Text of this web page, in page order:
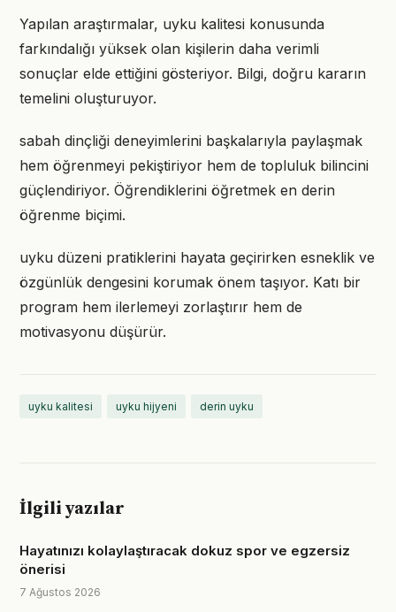
Yapılan araştırmalar, uyku kalitesi konusunda
farkındalığı yüksek olan kişilerin daha verimli
sonuçlar elde ettiğini gösteriyor. Bilgi, doğru kararın
temelini oluşturuyor.
sabah dinçliği deneyimlerini başkalarıyla paylaşmak
hem öğrenmeyi pekiştiriyor hem de topluluk bilincini
güçlendiriyor. Öğrendiklerini öğretmek en derin
öğrenme biçimi.
uyku düzeni pratiklerini hayata geçirirken esneklik ve
özgünlük dengesini korumak önem taşıyor. Katı bir
program hem ilerlemeyi zorlaştırır hem de
motivasyonu düşürür.
uyku kalitesi uyku hijyeni derin uyku
İlgili yazılar
Hayatınızı kolaylaştıracak dokuz spor ve egzersiz
önerisi
7 Ağustos 2026